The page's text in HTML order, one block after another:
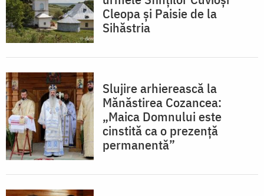
Cleopa și Paisie de la
Sihăstria
Slujire arhierească la
Mănăstirea Cozancea:
„Maica Domnului este
cinstită ca o prezență
permanentă”